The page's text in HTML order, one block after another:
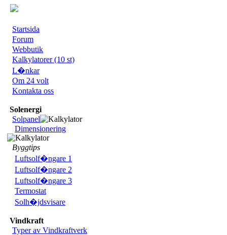
Startsida
Forum
Webbutik
Kalkylatorer (10 st)
L�nkar
Om 24 volt
Kontakta oss
Solenergi
Solpanel
Dimensionering
Byggtips
Luftsolf�ngare 1
Luftsolf�ngare 2
Luftsolf�ngare 3
Termostat
Solh�jdsvisare
Vindkraft
Typer av Vindkraftverk